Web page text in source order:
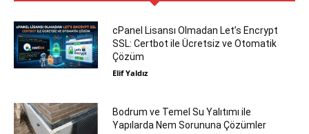
cPanel Lisansı Olmadan Let’s Encrypt
SSL: Certbot ile Ücretsiz ve Otomatik
Çözüm
Elif Yaldız
Bodrum ve Temel Su Yalıtımı ile
Yapılarda Nem Sorununa Çözümler